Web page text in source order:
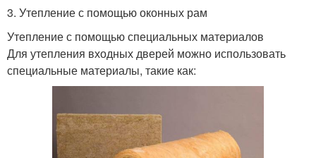
3. Утепление с помощью оконных рам
Утепление с помощью специальных материалов
Для утепления входных дверей можно использовать
специальные материалы, такие как: